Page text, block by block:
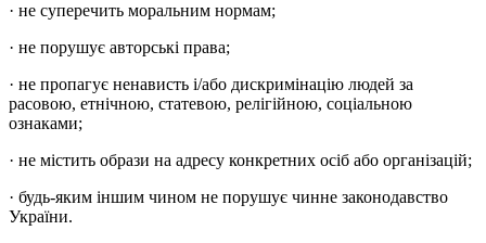
· не суперечить моральним нормам;
· не порушує авторські права;
· не пропагує ненависть і/або дискримінацію людей за
расовою, етнічною, статевою, релігійною, соціальною
ознаками;
· не містить образи на адресу конкретних осіб або організацій;
· будь-яким іншим чином не порушує чинне законодавство
України.